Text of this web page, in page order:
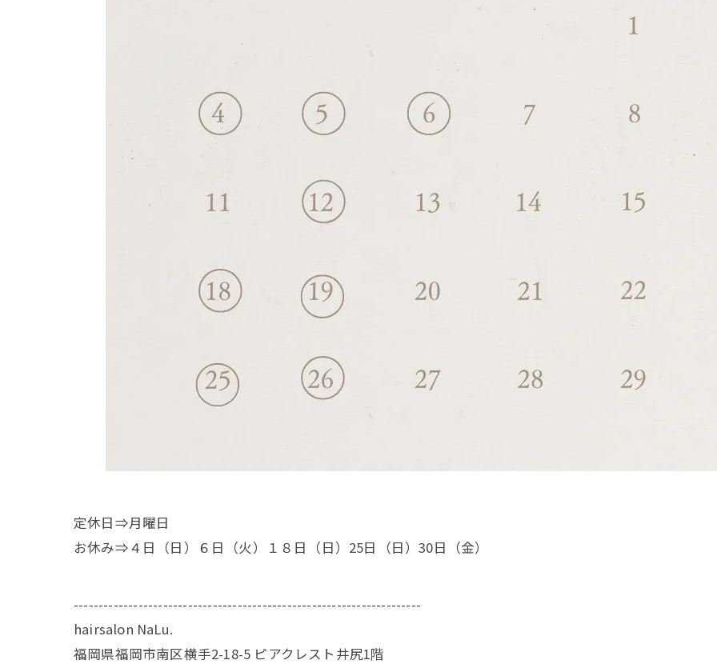
定休日⇒月曜日
お休み⇒４日（日）６日（火）１８日（日）25日（日）30日（金）
----------------------------------------------------------------------
hairsalon NaLu.
福岡県福岡市南区横手2-18-5 ピアクレスト井尻1階